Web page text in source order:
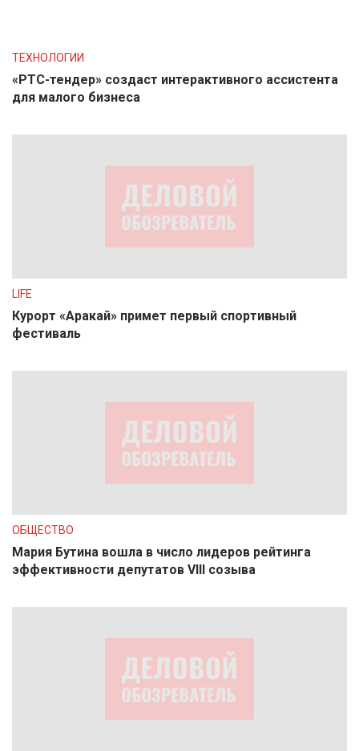
ТЕХНОЛОГИИ
«РТС-тендер» создаст интерактивного ассистента
для малого бизнеса
LIFE
Курорт «Аракай» примет первый спортивный
фестиваль
ОБЩЕСТВО
Мария Бутина вошла в число лидеров рейтинга
эффективности депутатов VIII созыва